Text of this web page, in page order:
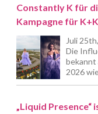
Constantly K für
Kampagne für
Juli
Die
bekannt
2026
„Liquid